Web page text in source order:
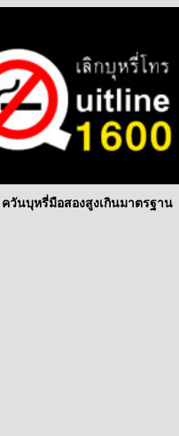
วันบุหรี่มือสองสูงเกินมาตรฐาน